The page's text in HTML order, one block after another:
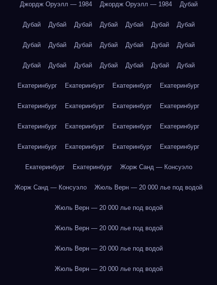
Джордж Оруэлл — 1984 Джордж Оруэлл — 1984 Дубай
Дубай Дубай Дубай Дубай Дубай Дубай Дубай
Дубай Дубай Дубай Дубай Дубай Дубай Дубай
Дубай Дубай Дубай Дубай Дубай Дубай Дубай
Екатеринбург Екатеринбург Екатеринбург Екатеринбург
Екатеринбург Екатеринбург Екатеринбург Екатеринбург
Екатеринбург Екатеринбург Екатеринбург Екатеринбург
Екатеринбург Екатеринбург Екатеринбург Екатеринбург
Екатеринбург Екатеринбург Жорж Санд — Консуэло
Жорж Санд — Консуэло Жюль Верн — 20 000 лье под водой
Жюль Верн — 20 000 лье под водой
Жюль Верн — 20 000 лье под водой
Жюль Верн — 20 000 лье под водой
Жюль Верн — 20 000 лье под водой